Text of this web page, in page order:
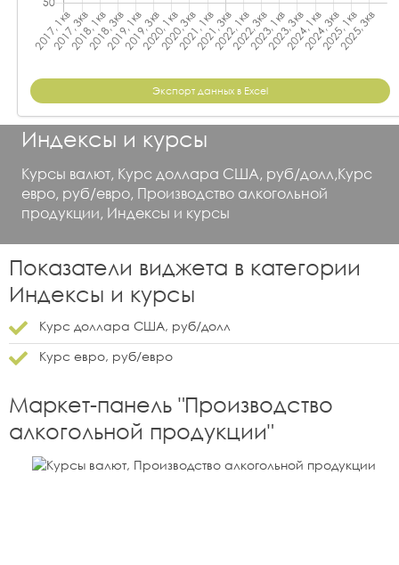
Экспорт данных в Excel
Индексы и курсы
Курсы валют, Курс доллара США, руб/долл,Курс
евро, руб/евро, Производство алкогольной
продукции, Индексы и курсы
Показатели виджета в категории
Индексы и курсы
Курс доллара США, руб/долл
Курс евро, руб/евро
Маркет-панель "Производство
алкогольной продукции"